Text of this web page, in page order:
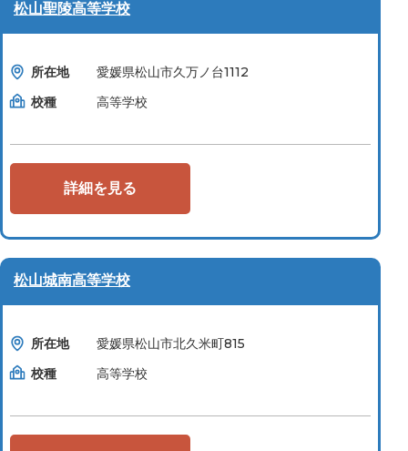
松山聖陵高等学校
所在地
愛媛県松山市久万ノ台1112
校種
高等学校
詳細を見る
松山城南高等学校
所在地
愛媛県松山市北久米町815
校種
高等学校